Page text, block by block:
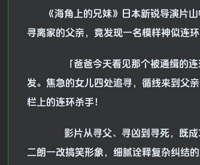
《海角上的兄妹》日本新锐导演片
寻离家的父亲，竟发现一名模样神似连
「爸爸今天看见那个被通缉的连
发。焦急的女儿四处追寻，循线来到父
栏上的连环杀手！
影片从寻父、寻凶到寻死，既成
二朗一改搞笑形象，细腻诠释复杂纠结